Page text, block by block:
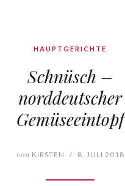
HAUPTGERICHTE
Schnüsch –
norddeutscher
Gemüseeintopf
von KIRSTEN / 8. JULI 2018